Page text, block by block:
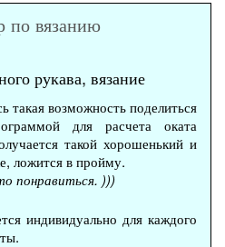
по вязанию
рукава, вязание
такая возможность поделиться
для расчета оката
такой хорошенький и
ложится в пройму.
понравиться. )))
индивидуально для каждого